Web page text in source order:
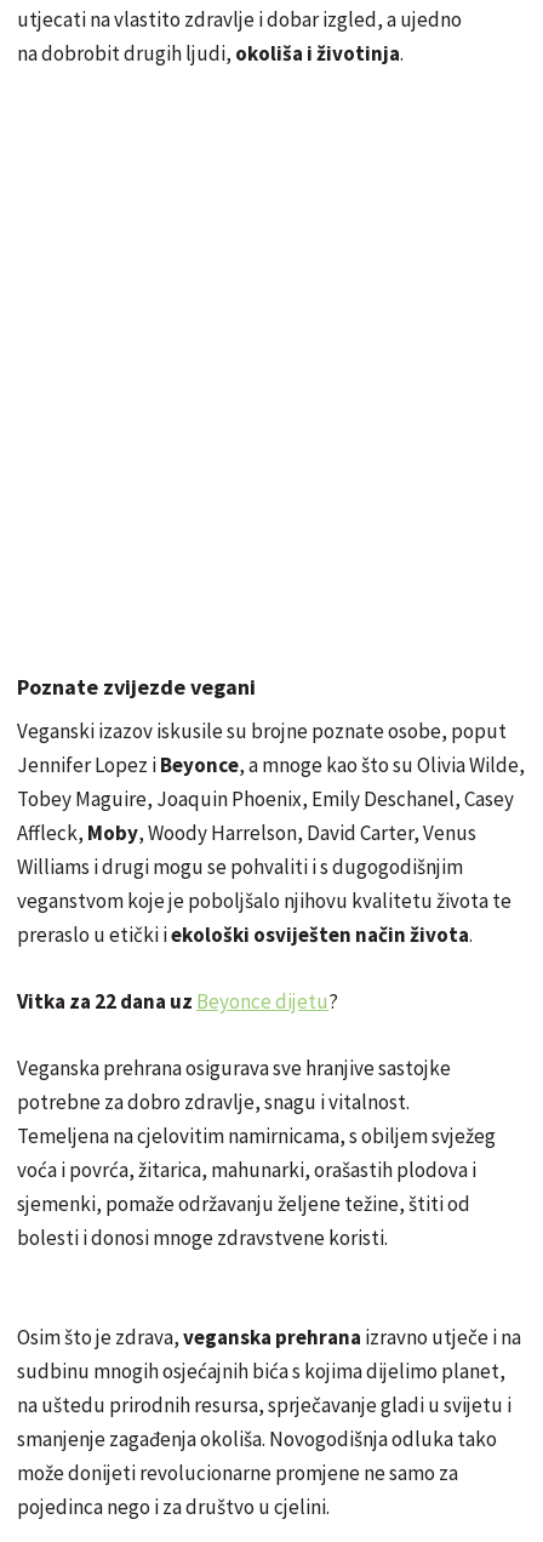
utjecati na vlastito zdravlje i dobar izgled, a ujedno
na dobrobit drugih ljudi, okoliša i životinja.
Poznate zvijezde vegani
Veganski izazov iskusile su brojne poznate osobe, poput
Jennifer Lopez iBeyonce, a mnoge kao što su Olivia Wilde,
Tobey Maguire, Joaquin Phoenix, Emily Deschanel, Casey
Affleck, Moby, Woody Harrelson, David Carter, Venus
Williams i drugi mogu se pohvaliti i s dugogodišnjim
veganstvom koje je poboljšalo njihovu kvalitetu života te
preraslo u etički iekološki osviješten način života.
Vitka za 22 dana uz Beyonce dijetu?
Veganska prehrana osigurava sve hranjive sastojke
potrebne za dobro zdravlje, snagu i vitalnost.
Temeljena na cjelovitim namirnicama, s obiljem svježeg
voća i povrća, žitarica, mahunarki, orašastih plodova i
sjemenki, pomaže održavanju željene težine, štiti od
bolesti i donosi mnoge zdravstvene koristi.
Osim što je zdrava,veganska prehrana izravno utječe i na
sudbinu mnogih osjećajnih bića s kojima dijelimo planet,
na uštedu prirodnih resursa, sprječavanje gladi u svijetu i
smanjenje zagađenja okoliša. Novogodišnja odluka tako
može donijeti revolucionarne promjene ne samo za
pojedinca nego i za društvo u cjelini.